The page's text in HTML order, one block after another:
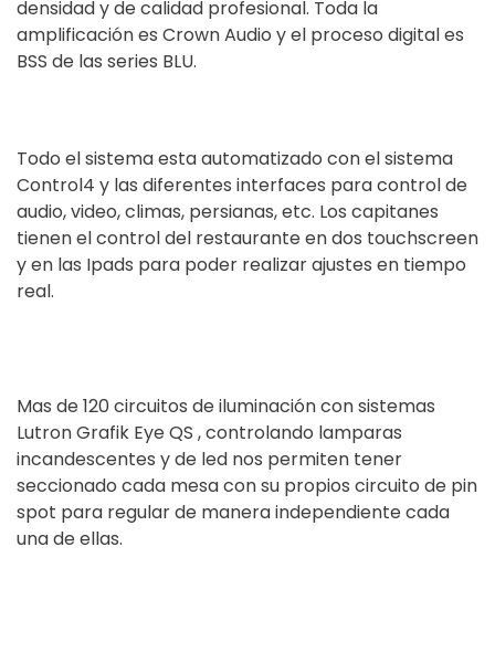
densidad y de calidad profesional. Toda la
amplificación es Crown Audio y el proceso digital es
BSS de las series BLU.
Todo el sistema esta automatizado con el sistema
Control4 y las diferentes interfaces para control de
audio, video, climas, persianas, etc. Los capitanes
tienen el control del restaurante en dos touchscreen
y en las Ipads para poder realizar ajustes en tiempo
real.
Mas de 120 circuitos de iluminación con sistemas
Lutron Grafik Eye QS , controlando lamparas
incandescentes y de led nos permiten tener
seccionado cada mesa con su propios circuito de pin
spot para regular de manera independiente cada
una de ellas.